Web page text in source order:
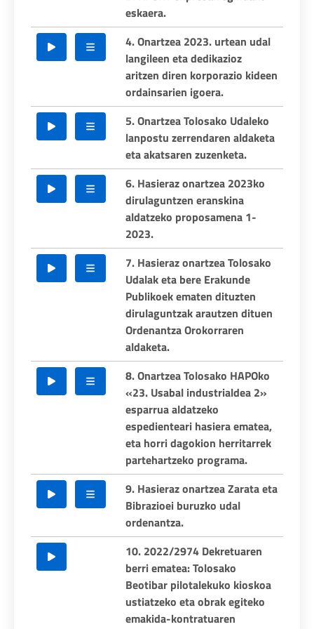
eskaera.
4. Onartzea 2023. urtean udal
langileen eta dedikazioz
aritzen diren korporazio kideen
ordainsarien igoera.
5. Onartzea Tolosako Udaleko
lanpostu zerrendaren aldaketa
eta akatsaren zuzenketa.
6. Hasieraz onartzea 2023ko
dirulaguntzen eranskina
aldatzeko proposamena 1-
2023.
7. Hasieraz onartzea Tolosako
Udalak eta bere Erakunde
Publikoek ematen dituzten
dirulaguntzak arautzen dituen
Ordenantza Orokorraren
aldaketa.
8. Onartzea Tolosako HAPOko
«23. Usabal industrialdea 2»
esparrua aldatzeko
espedienteari hasiera ematea,
eta horri dagokion herritarrek
partehartzeko programa.
9. Hasieraz onartzea Zarata eta
Bibrazioei buruzko udal
ordenantza.
10. 2022/2974 Dekretuaren
berri ematea: Tolosako
Beotibar pilotalekuko kioskoa
ustiatzeko eta obrak egiteko
emakida-kontratuaren